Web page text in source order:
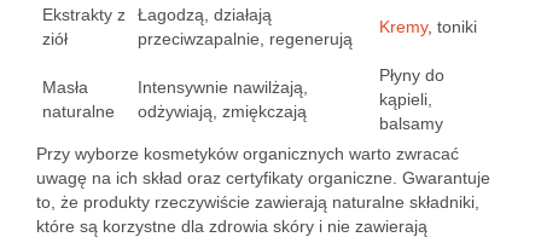
Ekstrakty z
ziół
Łagodzą, działają
przeciwzapalnie, regenerują
Kremy, toniki
Masła
naturalne
Intensywnie nawilżają,
odżywiają, zmiękczają
Płyny do
kąpieli,
balsamy
Przy wyborze kosmetyków organicznych warto zwracać
uwagę na ich skład oraz certyfikaty organiczne. Gwarantuje
to, że produkty rzeczywiście zawierają naturalne składniki,
które są korzystne dla zdrowia skóry i nie zawierają